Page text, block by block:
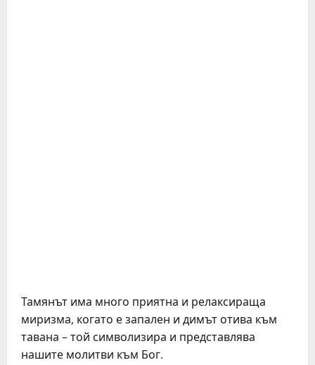
Тамянът има много приятна и релаксираща
миризма, когато е запален и димът отива към
тавана – той символизира и представлява
нашите молитви към Бог.